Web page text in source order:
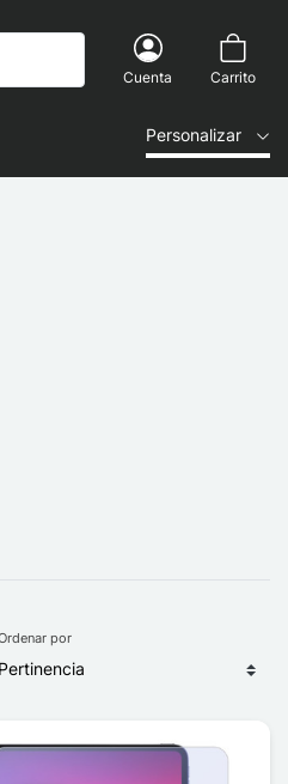
Cuenta Carrito
Personalizar
por